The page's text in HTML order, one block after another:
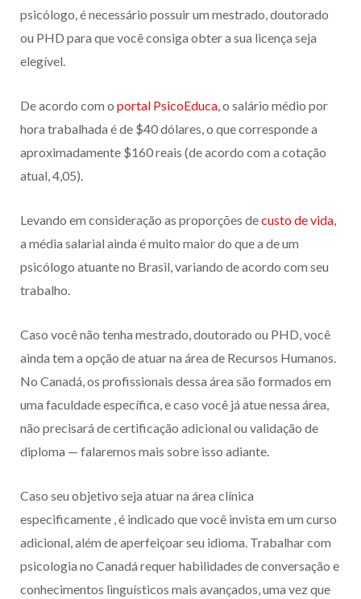
psicólogo, é necessário possuir um mestrado, doutorado
ou PHD para que você consiga obter a sua licença seja
elegível.
De acordo com o portal PsicoEduca, o salário médio por
hora trabalhada é de $40 dólares, o que corresponde a
aproximadamente $160 reais (de acordo com a cotação
atual, 4,05).
Levando em consideração as proporções decusto de vida,
a média salarial ainda é muito maior do que a de um
psicólogo atuante no Brasil, variando de acordo com seu
trabalho.
Caso você não tenha mestrado, doutorado ou PHD, você
ainda tem a opção de atuar na área de Recursos Humanos.
No Canadá, os profissionais dessa área são formados em
uma faculdade específica, e caso você já atue nessa área,
não precisará de certificação adicional ou validação de
diploma — falaremos mais sobre isso adiante.
Caso seu objetivo seja atuar na área clínica
especificamente , é indicado que você invista em um curso
adicional, além de aperfeiçoar seu idioma. Trabalhar com
psicologia no Canadá requer habilidades de conversação e
conhecimentos linguísticos mais avançados, uma vez que